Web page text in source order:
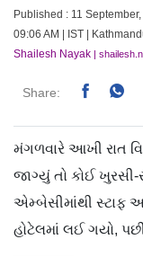
Published : 11
09:06 AM | IST |
Shailesh Nayak |
Share:
મંગળવારે આખી રાત
જાગ્યું તો કોઈ
એમ્બેસીમાંથી સ્ટાફ
હોટેલમાં લઈ ગયો, પછી